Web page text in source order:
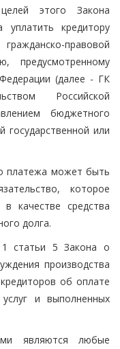
этого Закона
уплатить кредитору
правовой
предусмотренному
(далее - ГК
Российской
бюджетного
государственной или
платежа может быть
которое
в качестве средства
долга.
статьи 5 Закона о
производства
об оплате
и выполненных
являются любые